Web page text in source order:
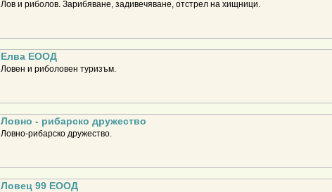
Лов и риболов. Зарибяване, задивечяване, отстрел на хищници.
Елва ЕООД
Ловен и риболовен туризъм.
Ловно - рибарско дружество
Ловно-рибарско дружество.
Ловец 99 ЕООД